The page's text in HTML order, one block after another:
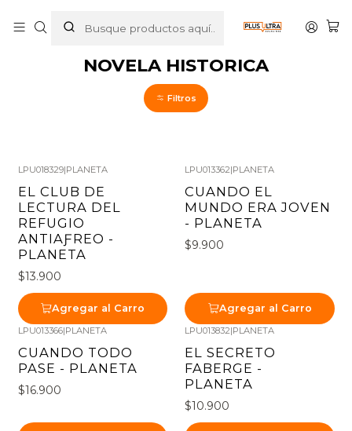
NOVELA HISTORICA
Filtros
LPU018329|PLANETA
EL CLUB DE
LECTURA DEL
REFUGIO
ANTIAƑREO -
PLANETA
$13.900
Agregar al Carro
LPU013362|PLANETA
CUANDO EL
MUNDO ERA JOVEN
- PLANETA
$9.900
Agregar al Carro
LPU013366|PLANETA
CUANDO TODO
PASE - PLANETA
$16.900
LPU013832|PLANETA
EL SECRETO
FABERGE -
PLANETA
$10.900